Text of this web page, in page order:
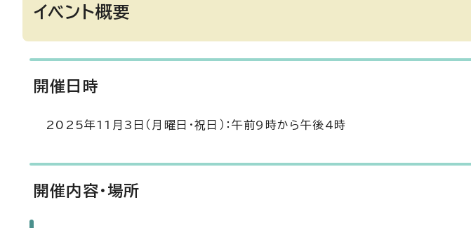
イベント概要
開催日時
2025年11月3日（月曜日・祝日）：午前9時から午後4時
開催内容・場所